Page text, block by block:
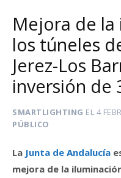
Mejora de
los túneles
Jerez-Los
inversión de
SMARTLIGHTING EL 4
PÚBLICO
La Junta de Andalucía
mejora de la